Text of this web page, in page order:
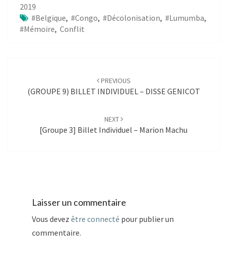
2019
#Belgique, #Congo, #décolonisation, #Lumumba,
#mémoire, Conflit
PREVIOUS
(GROUPE 9) BILLET INDIVIDUEL – DISSE GENICOT
NEXT
[Groupe 3] Billet Individuel – Marion Machu
Laisser un commentaire
Vous devez être connecté pour publier un
commentaire.